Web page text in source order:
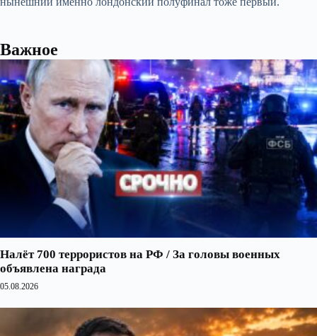
Важное
Налёт 700 террористов на РФ / За головы военных
объявлена награда
05.08.2026